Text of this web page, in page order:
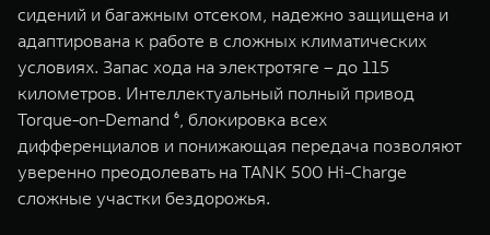
сидений и багажным отсеком, надежно защищена и
адаптирована к работе в сложных климатических
условиях. Запас хода на электротяге – до 115
километров. Интеллектуальный полный привод
Torque-on-Demand ⁶, блокировка всех
дифференциалов и понижающая передача позволяют
уверенно преодолевать на TANK 500 Hi-Charge
сложные участки бездорожья.